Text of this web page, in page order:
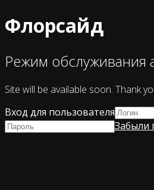
Флорсайд
Режим обслуживания
Site will be available soon. Thank
Вход для пользователя
Забыли